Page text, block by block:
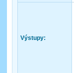
Výstupy: